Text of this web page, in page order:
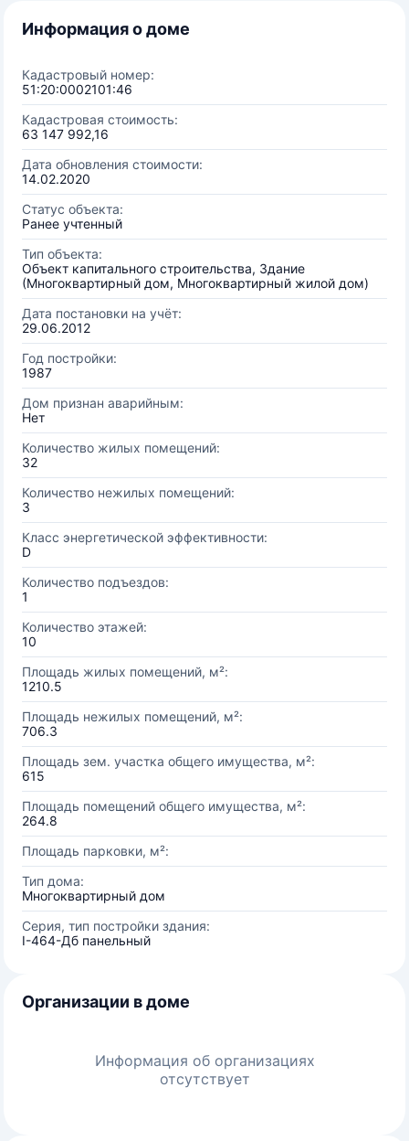
Информация о доме
Кадастровый номер:
51:20:0002101:46
Кадастровая стоимость:
63 147 992,16
Дата обновления стоимости:
14.02.2020
Статус объекта:
Ранее учтенный
Тип объекта:
Объект капитального строительства, Здание
(Многоквартирный дом, Многоквартирный жилой дом)
Дата постановки на учёт:
29.06.2012
Год постройки:
1987
Дом признан аварийным:
Нет
Количество жилых помещений:
32
Количество нежилых помещений:
3
Класс энергетической эффективности:
D
Количество подъездов:
1
Количество этажей:
10
Площадь жилых помещений, м²:
1210.5
Площадь нежилых помещений, м²:
706.3
Площадь зем. участка общего имущества, м²:
615
Площадь помещений общего имущества, м²:
264.8
Площадь парковки, м²:
Тип дома:
Многоквартирный дом
Серия, тип постройки здания:
I-464-Дб панельный
Организации в доме
Информация об организациях
отсутствует